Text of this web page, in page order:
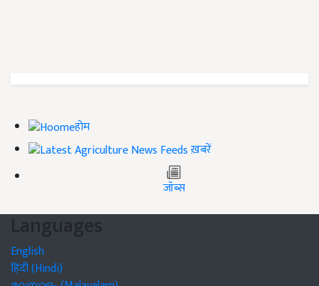
होम
ख़बरें
जॉब्स
Languages
English
हिंदी (Hindi)